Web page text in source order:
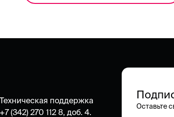
Техническая поддержка
+7 (342) 270 112 8, доб. 4.
Оставьте